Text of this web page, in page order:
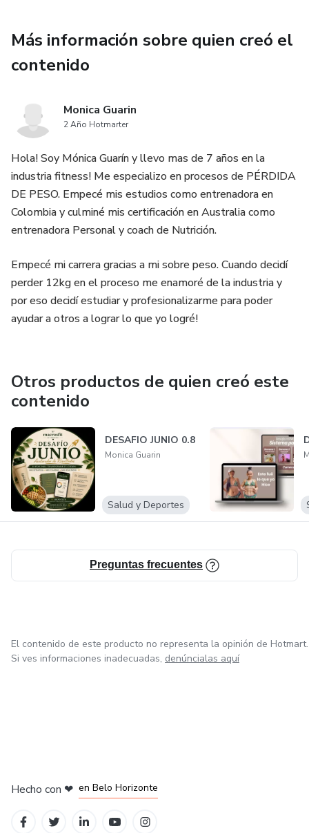
Más información sobre quien creó el
contenido
Monica Guarin
2 Año Hotmarter
Hola! Soy Mónica Guarín y llevo mas de 7 años en la
industria fitness! Me especializo en procesos de PÉRDIDA
DE PESO. Empecé mis estudios como entrenadora en
Colombia y culminé mis certificación en Australia como
entrenadora Personal y coach de Nutrición.
Empecé mi carrera gracias a mi sobre peso. Cuando decidí
perder 12kg en el proceso me enamoré de la industria y
por eso decidí estudiar y profesionalizarme para poder
ayudar a otros a lograr lo que yo logré!
Otros productos de quien creó este
contenido
DESAFIO JUNIO 0.8
Monica Guarin
Salud y Deportes
Preguntas frecuentes
El contenido de este producto no representa la opinión de Hotmart.
Si ves informaciones inadecuadas, denúncialas aquí
Hecho con ❤ en Belo Horizonte